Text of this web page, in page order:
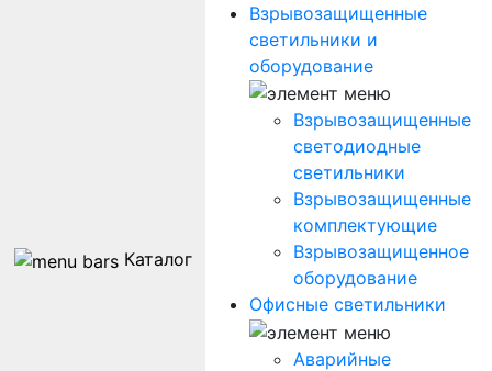
Каталог
Взрывозащищенные
светильники и
оборудование
Взрывозащищенные
светодиодные
светильники
Взрывозащищенные
комплектующие
Взрывозащищенное
оборудование
Офисные светильники
Аварийные